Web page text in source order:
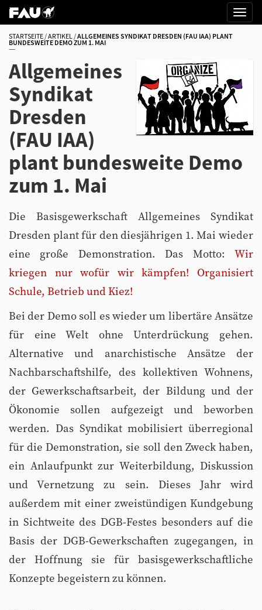
STARTSEITE ARTIKEL ALLGEMEINES SYNDIKAT DRESDEN (FAU IAA) PLANT
BUNDESWEITE DEMO ZUM 1. MAI
Allgemeines
Syndikat
Dresden
(FAU IAA)
plant bundesweite Demo
zum 1. Mai
Die Basisgewerkschaft Allgemeines Syndikat
Dresden plant für den diesjährigen 1. Mai wieder
eine große Demonstration. Das Motto: Wir
kriegen nur wofür wir kämpfen! Organisiert
Schule, Betrieb und Kiez!
Bei der Demo soll es wieder um libertäre Ansätze
für eine Welt ohne Unterdrückung gehen.
Alternative und anarchistische Ansätze der
Nachbarschaftshilfe, des kollektiven Wohnens,
der Gewerkschaftsarbeit, der Bildung und der
Ökonomie sollen aufgezeigt und beworben
werden. Das Syndikat mobilisiert überregional
für die Demonstration, sie soll den Zweck haben,
ein Anlaufpunkt zur Weiterbildung, Diskussion
und Vernetzung zu sein. Dieses Jahr wird
außerdem mit einer zweistündigen Kundgebung
in Sichtweite des DGB-Festes besonders auf die
Basis der DGB-Gewerkschaften zugegangen, in
der Hoffnung sie für basisgewerkschaftliche
Konzepte begeistern zu können.